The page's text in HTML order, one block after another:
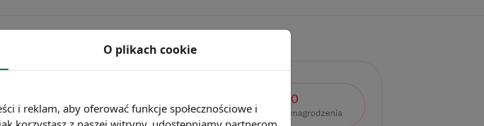
O plikach cookie
i reklam, aby oferować funkcje społecznościowe i